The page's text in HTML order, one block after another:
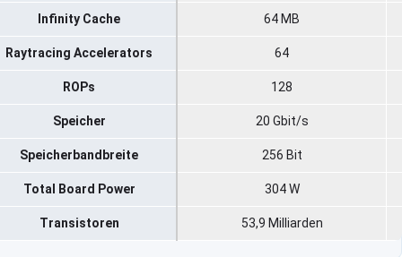
Infinity Cache 64 MB
Raytracing Accelerators 64
ROPs 128
Speicher 20 Gbit/s
Speicherbandbreite 256 Bit
Total Board Power 304 W
Transistoren 53,9 Milliarden